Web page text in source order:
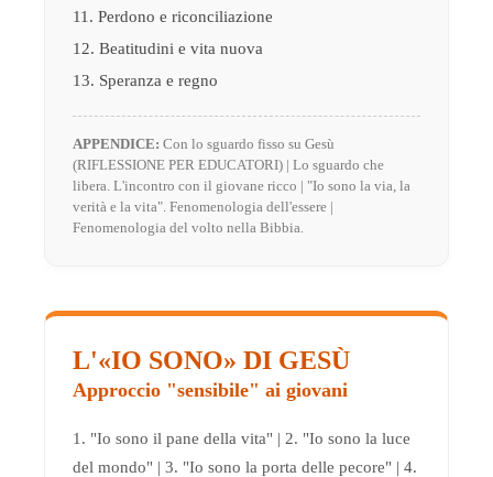
11. Perdono e riconciliazione
12. Beatitudini e vita nuova
13. Speranza e regno
APPENDICE: Con lo sguardo fisso su Gesù
(RIFLESSIONE PER EDUCATORI) | Lo sguardo che
libera. L'incontro con il giovane ricco | "Io sono la via, la
verità e la vita". Fenomenologia dell'essere |
Fenomenologia del volto nella Bibbia.
L'«IO SONO» DI GESÙ
Approccio "sensibile" ai giovani
1. "Io sono il pane della vita" | 2. "Io sono la luce
del mondo" | 3. "Io sono la porta delle pecore" | 4.